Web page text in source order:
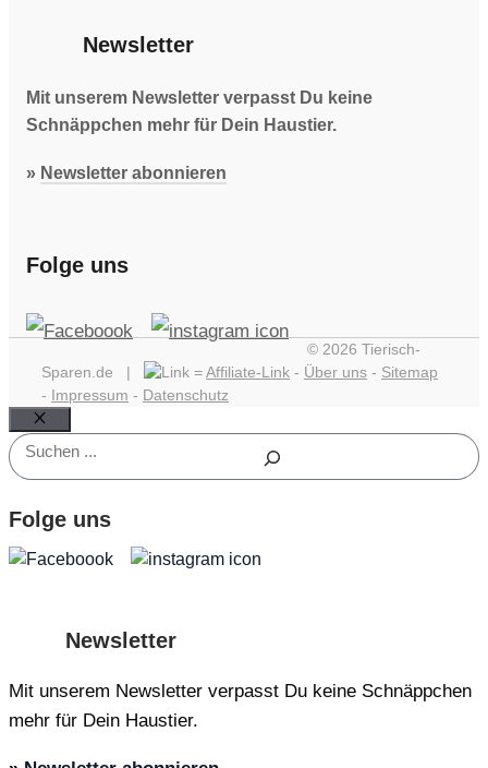
Newsletter
Mit unserem Newsletter verpasst Du keine
Schnäppchen mehr für Dein Haustier.
» Newsletter abonnieren
Folge uns
© 2026 Tierisch-
Sparen.de |
=Affiliate-Link - Über uns - Sitemap
- Impressum - Datenschutz
Schließen
Suchen
Folge uns
Newsletter
Mit unserem Newsletter verpasst Du keine Schnäppchen
mehr für Dein Haustier.